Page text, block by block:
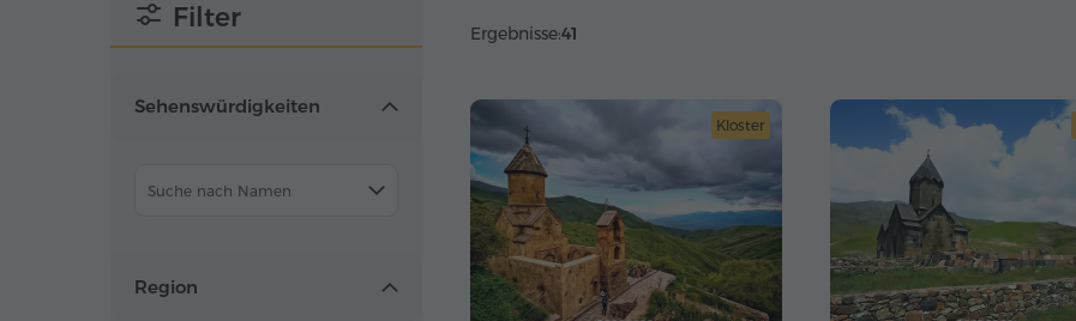
Filter
Sehenswürdigkeiten
Suche nach Namen
Region
Ergebnisse:41
Kloster